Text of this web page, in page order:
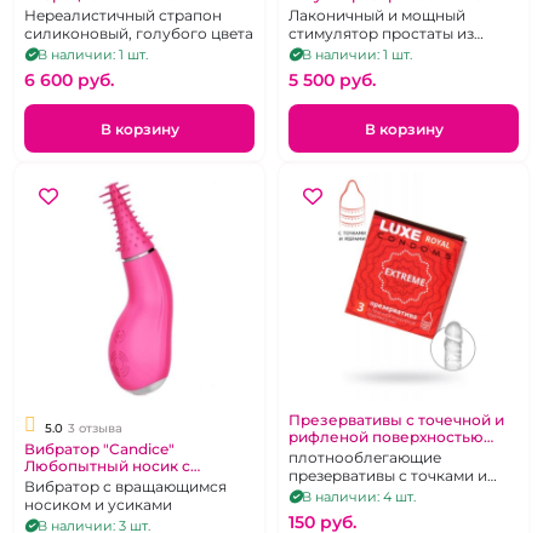
пультом дистанционного
управления
Нереалистичный страпон
силиконовый, голубого цвета
В наличии: 1 шт.
6 600 pуб.
В корзину
пультом дистанционного
управления
Лаконичный и мощный
стимулятор простаты из
черного медицинского
силикона с двумя
независимыми
вибромоторами и пультом
дистанционного управления.
В наличии: 1 шт.
5 500 pуб.
В корзину
5.0 3 отзыва
Вибратор "Candice"
Любопытный носик с
вращением и усиками
розовый
Вибратор с вращающимся
носиком и усиками
В наличии: 3 шт.
Презервативы с точечной и
рифленой поверхностью
"Luxe" Royal Extreme 3 шт
плотнооблегающие
презервативы с точками и
ребрами
В наличии: 4 шт.
150 pуб.